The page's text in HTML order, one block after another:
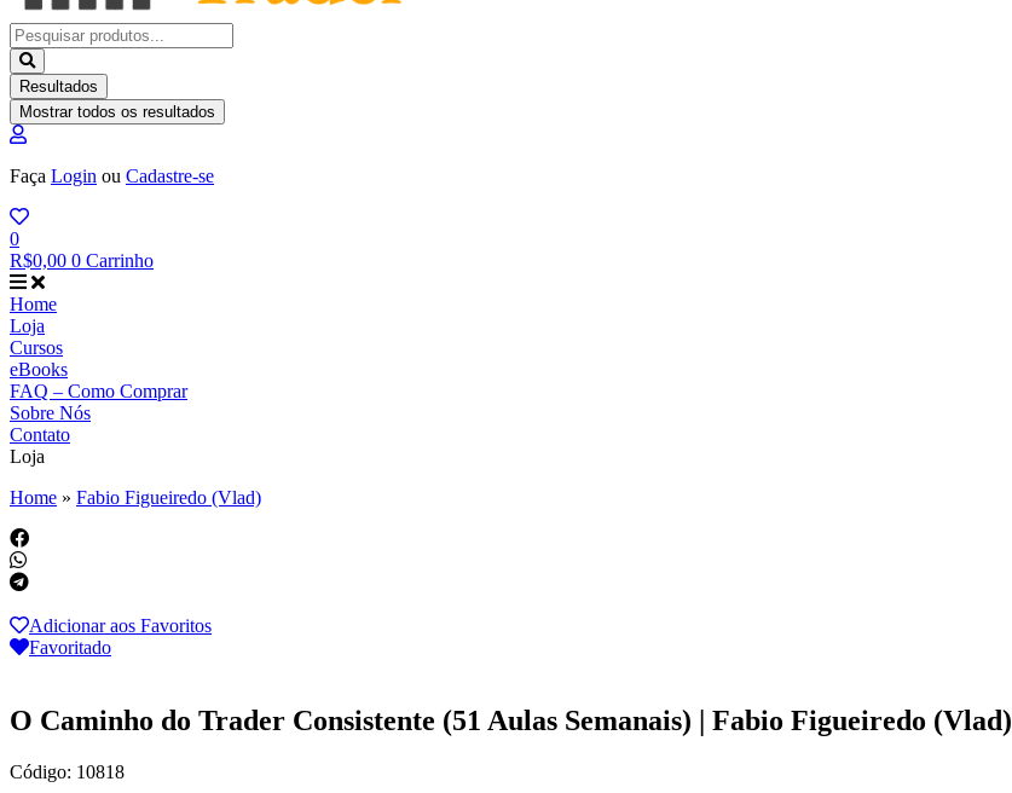
Pesquisar
...
Resultados
Mostrar todos os resultados
Faça Login ou Cadastre-se
0
R$0,00 0 Carrinho
Home
Loja
Cursos
eBooks
FAQ – Como Comprar
Sobre Nós
Contato
Loja
Home » Fabio Figueiredo (Vlad)
Adicionar aos Favoritos
Favoritado
O Caminho do Trader Consistente (51 Aulas Semanais) | Fabio Figueiredo (Vlad)
Código: 10818